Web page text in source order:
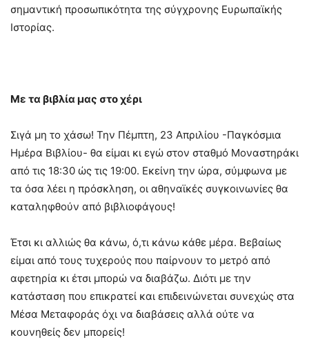
σημαντική προσωπικότητα της σύγχρονης Ευρωπαϊκής
Ιστορίας.
Με τα βιβλία μας στο χέρι
Σιγά μη το χάσω! Την Πέμπτη, 23 Απριλίου -Παγκόσμια
Ημέρα Βιβλίου- θα είμαι κι εγώ στον σταθμό Μοναστηράκι
από τις 18:30 ώς τις 19:00. Εκείνη την ώρα, σύμφωνα με
τα όσα λέει η πρόσκληση, οι αθηναϊκές συγκοινωνίες θα
καταληφθούν από βιβλιοφάγους!
Έτσι κι αλλιώς θα κάνω, ό,τι κάνω κάθε μέρα. Βεβαίως
είμαι από τους τυχερούς που παίρνουν το μετρό από
αφετηρία κι έτσι μπορώ να διαβάζω. Διότι με την
κατάσταση που επικρατεί και επιδεινώνεται συνεχώς στα
Μέσα Μεταφοράς όχι να διαβάσεις αλλά ούτε να
κουνηθείς δεν μπορείς!